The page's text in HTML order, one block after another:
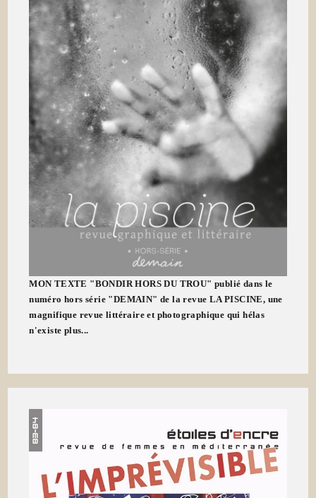
MON TEXTE "BONDIR HORS DU TROU" publié dans le
numéro hors série "DEMAIN" de la revue LA PISCINE, une
magnifique revue littéraire et photographique qui hélas
n'existe plus...